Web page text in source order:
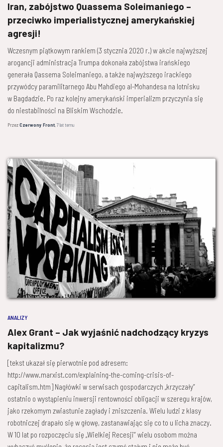
Iran, zabójstwo Quassema Soleimaniego –
przeciwko imperialistycznej amerykańskiej
agresji!
Wczesnym piątkowym rankiem (3 stycznia 2020 r.) w akcie najwyższej
arogancji administracja Trumpa dokonała zabójstwa irańskiego
generała Qassema Soleimaniego, a także najwyższego irackiego
przywódcy paramilitarnego Abu Mahdiego al-Mohandesa na lotnisku
w Bagdadzie. Po raz kolejny amerykański imperializm przyczynia się
do niestabilności na Bliskim Wschodzie.
PrzezCzerwony Front,7 lattemu
ANALIZY
Alex Grant – Jak wyjaśnić nadchodzący kryzys
kapitalizmu?
[tekst ukazał się pierwotnie pod adresem:
http://www.marxist.com/explaining-the-coming-crisis-of-
capitalism.htm] Nagłówki w serwisach gospodarczych „krzyczały”
ostatnio o wystąpieniu inwersji rentowności obligacji w szeregu krajów,
jako rzekomym zwiastunie zagłady i zniszczenia. Wielu ludzi z klasy
robotniczej drapało się w głowę, zastanawiając się co to u licha znaczy.
W 10 lat po rozpoczęciu się „Wielkiej Recesji” wielu osobom można